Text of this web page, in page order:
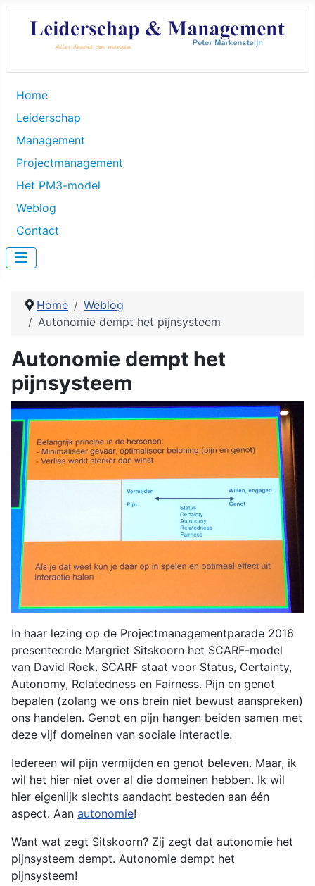
Home
Leiderschap
Management
Projectmanagement
Het PM3-model
Weblog
Contact
Home
Weblog
Autonomie dempt het pijnsysteem
Autonomie dempt het
pijnsysteem
In haar lezing op de Projectmanagementparade 2016
presenteerde Margriet Sitskoorn het SCARF-model
van David Rock. SCARF staat voor Status, Certainty,
Autonomy, Relatedness en Fairness. Pijn en genot
bepalen (zolang we ons brein niet bewust aanspreken)
ons handelen. Genot en pijn hangen beiden samen met
deze vijf domeinen van sociale interactie.
Iedereen wil pijn vermijden en genot beleven. Maar, ik
wil het hier niet over al die domeinen hebben. Ik wil
hier eigenlijk slechts aandacht besteden aan één
aspect. Aan autonomie!
Want wat zegt Sitskoorn? Zij zegt dat autonomie het
pijnsysteem dempt. Autonomie dempt het
pijnsysteem!